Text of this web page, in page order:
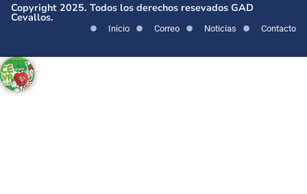
Copyright 2025. Todos los derechos resevados GAD
Cevallos.
Inicio Correo Noticias Contacto